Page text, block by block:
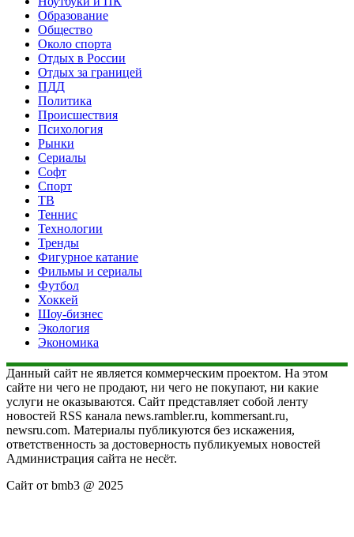
Образование
Общество
Около спорта
Отдых в России
Отдых за границей
ПДД
Политика
Происшествия
Психология
Рынки
Сериалы
Софт
Спорт
ТВ
Теннис
Технологии
Тренды
Фигурное катание
Фильмы и сериалы
Футбол
Хоккей
Шоу-бизнес
Экология
Экономика
Данный сайт не является коммерческим проектом. На этом
сайте ни чего не продают, ни чего не покупают, ни какие
услуги не оказываются. Сайт представляет собой ленту
новостей RSS канала news.rambler.ru, kommersant.ru,
newsru.com. Материалы публикуются без искажения,
ответственность за достоверность публикуемых новостей
Администрация сайта не несёт.
Сайт от bmb3 @ 2025